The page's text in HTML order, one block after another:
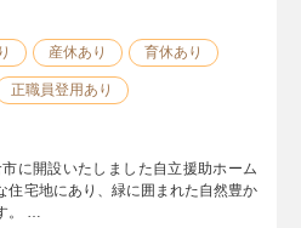
産休あり 育休あり
正職員登用あり
に開設いたしました自立援助ホーム
住宅地にあり、緑に囲まれた自然豊か
。 …